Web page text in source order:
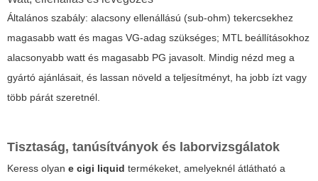
Általános szabály: alacsony ellenállású (sub-ohm) tekercsekhez
magasabb watt és magas VG-adag szükséges; MTL beállításokhoz
alacsonyabb watt és magasabb PG javasolt. Mindig nézd meg a
gyártó ajánlásait, és lassan növeld a teljesítményt, ha jobb ízt vagy
több párát szeretnél.
Tisztaság, tanúsítványok és laborvizsgálatok
Keress olyan e cigi liquid termékeket, amelyeknél átlátható a